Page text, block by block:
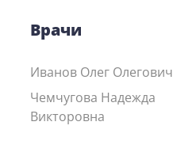
Врачи
Иванов Олег Олегович
Чемчугова Надежда
Викторовна